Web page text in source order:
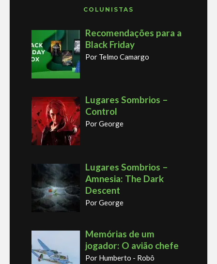
COLUNISTAS
Recomendações para a
Black Friday
Por Telmo Camargo
Lugares Sombrios –
Control
Por George
Lugares Sombrios –
Amnesia: The Dark
Descent
Por George
Memórias de um
jogador: O avião chefe
Por Humberto - Robô